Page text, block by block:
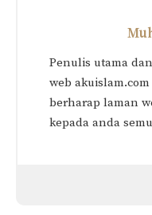
Penulis utama
web
berharap laman
kepada anda